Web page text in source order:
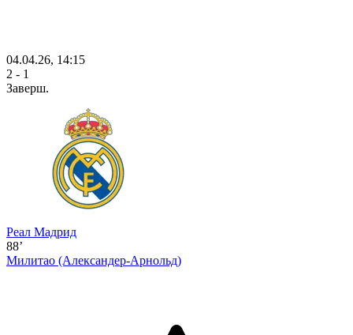
04.04.26, 14:15
2 - 1
Заверш.
Реал Мадрид
88’
Милитао (Александер-Арнольд)